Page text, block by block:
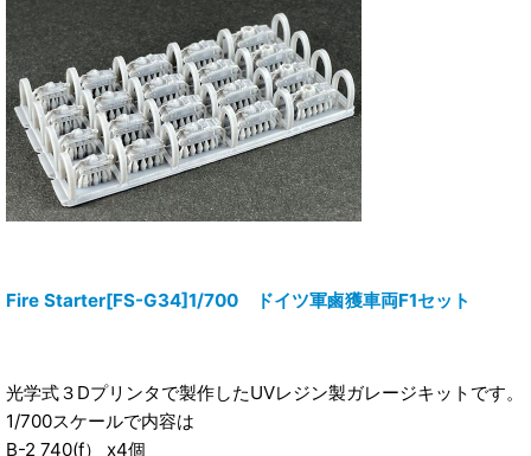
Fire Starter[FS-G34]1/700 ドイツ軍鹵獲車両F1セット
光学式３Dプリンタで製作したUVレジン製ガレージキットです。
1/700スケールで内容は
B-2 740(f） x4個